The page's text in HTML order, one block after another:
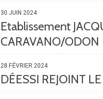
30 JUIN 2024
Etablissement
CARAVANO/ODON
28 FÉVRIER 2024
DÉESSI REJOINT